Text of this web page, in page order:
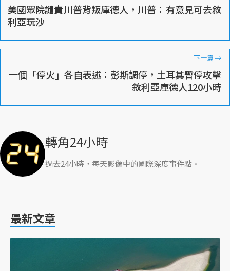
美國眾院譴責川普背叛庫德人，川普：有意見可去敘
利亞玩沙
下一篇→
一個「停火」各自表述：彭斯調停，土耳其暫停攻擊
敘利亞庫德人120小時
轉角24小時
過去24小時，每天影像中的國際深度事件點。
最新文章